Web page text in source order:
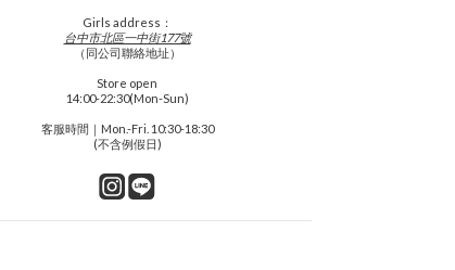
Girls address：
台中市北區一中街177號
（同公司聯絡地址）
Store open
14:00-22:30(Mon-Sun)
客服時間｜Mon.-Fri. 10:30-18:30
(不含例假日)